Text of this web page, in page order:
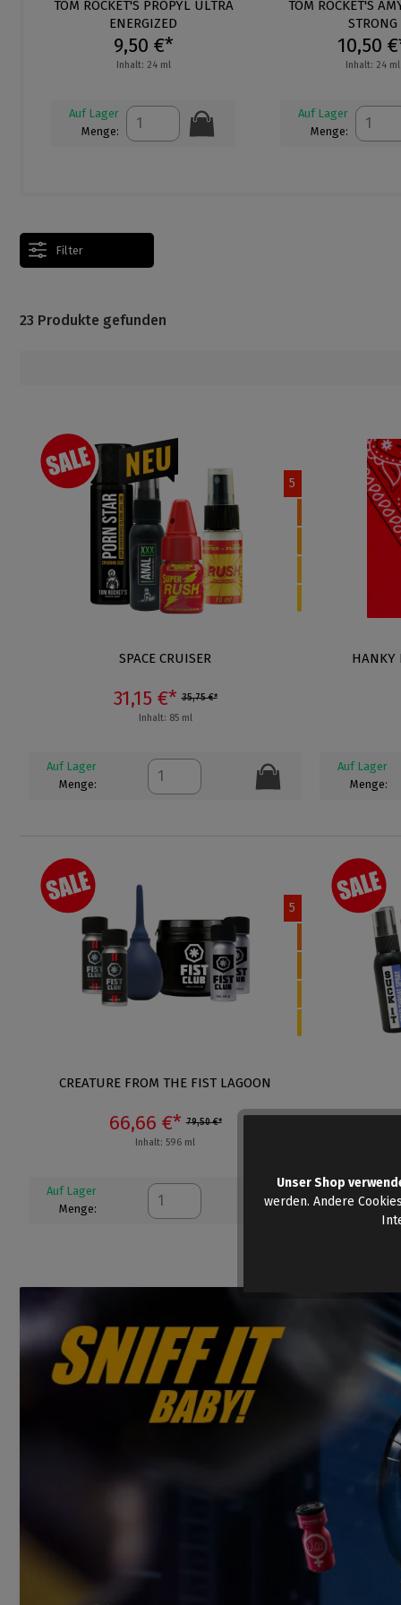
Durchschnittliche Bewertung von 4.6 von 5 Sternen
TOM ROCKET'S PROPYL ULTRA
ENERGIZED
9,50 €*
Inhalt: 24 ml
Auf Lager
Menge:
TOM ROCKET'S
STRONG
10,50
Inhalt: 24 ml
Auf Lager
Menge:
Filter
23 Produkte gefunden
5
SPACE CRUISER
31,15 €* 35,75 €*
Inhalt: 85 ml
Auf Lager
Menge:
HANKY
Auf Lager
Menge:
5
CREATURE FROM THE FIST LAGOON
66,66 €* 79,50 €*
Inhalt: 596 ml
Auf Lager
Menge:
Dieser
Unser Shop
werden. Andere